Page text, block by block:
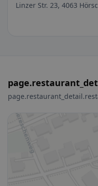
Linzer Str. 23, 4063